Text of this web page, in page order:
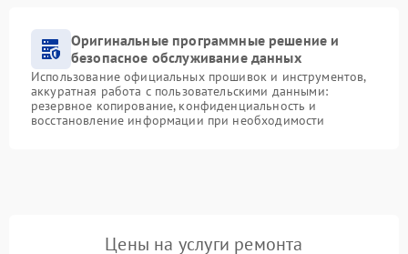
Оригинальные программные решение и
безопасное обслуживание данных
Использование официальных прошивок и инструментов,
аккуратная работа с пользовательскими данными:
резервное копирование, конфиденциальность и
восстановление информации при необходимости
Цены на услуги ремонта